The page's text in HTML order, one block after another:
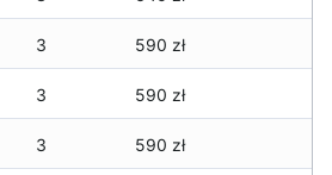
3 590 zł
3 590 zł
3 590 zł